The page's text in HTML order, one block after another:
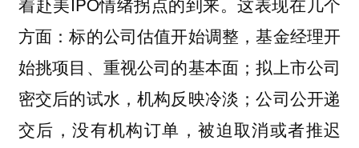
方面：标的公司估值开始调整，基金经理开
始挑项目、重视公司的基本面；拟上市公司
密交后的试水，机构反映冷淡；公司公开递
交后，没有机构订单，被迫取消或者推迟